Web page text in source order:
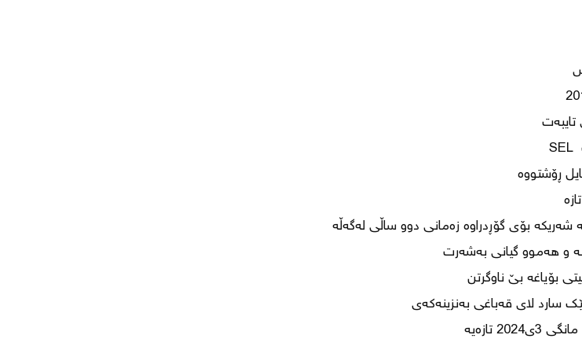
مۆدێلی 2017
ڕەنگی نیلی تایبەت
92 هەزار مایل ڕۆشتووە
چوار تایەی تازە
پاتری تازە لە شەریکە بۆی گۆڕدراوە زەمانی دوو ساڵی لەگەڵە
گێڕ و مەکینە و هەموو گیانی بەشەرت
ڕوبعێک بۆنیتی بۆیاغە بێ ناوگرتن
لەگەڵ بستێک سارد لای قەباغی بەنزینەکەی
سەنەوی تا مانگی 3ی2024 تازەیە